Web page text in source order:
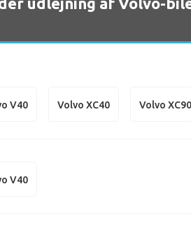
V40 Volvo XC40 Volvo XC90
V40